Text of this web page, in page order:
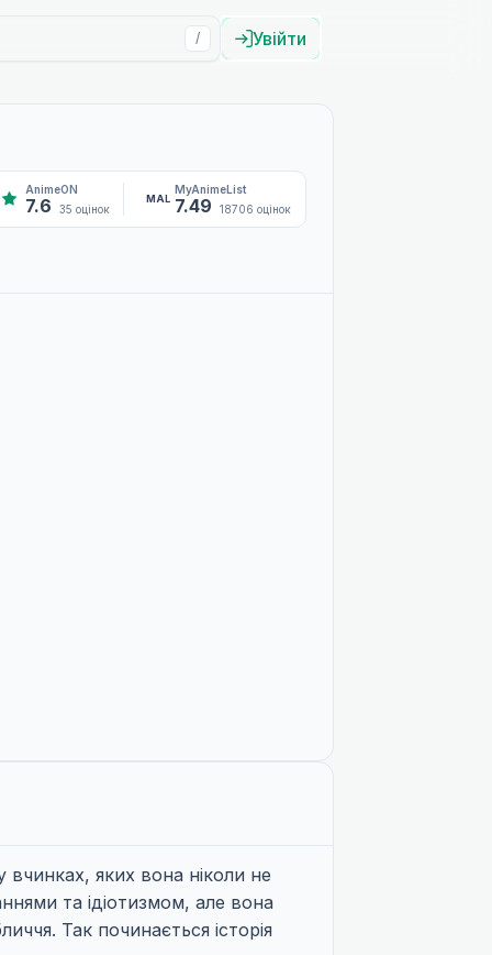
/ Увійти
AnimeON
7.6 35 оцінок
MAL
MyAnimeList
7.49 18706 оцінок
вчинках, яких вона ніколи не
та ідіотизмом, але вона
Так починається історія